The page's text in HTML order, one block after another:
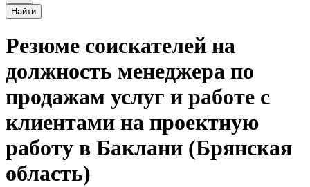
Найти
Резюме соискателей на
должность менеджера по
продажам услуг и работе с
клиентами на проектную
работу в Баклани (Брянская
область)